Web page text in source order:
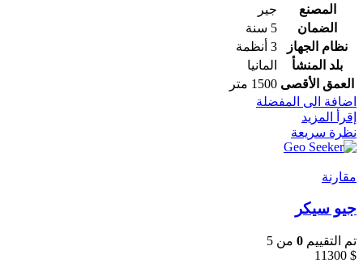
المصنع
جير
الضمان
5 سنة
نظام الجهاز
3 أنظمة
بلد المنشأ
المانيا
العمق الأقصى 1500 متر
اضافة الى المفضلة
إقرأ المزيد
نظرة سريعة
مقارنة
جيو سيكر
تم التقييم 0 من 5
11300 $